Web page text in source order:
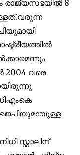
on our website
we respect
information is
Followers
8
വരെ
സ്റ്റാലിന്